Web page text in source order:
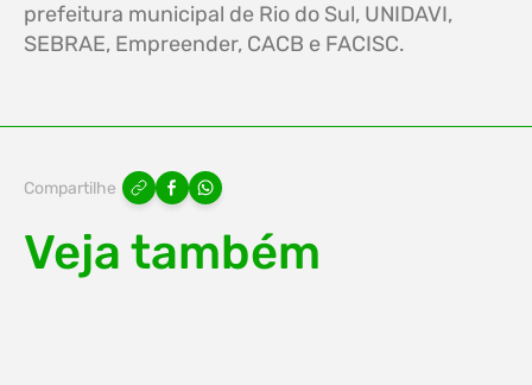
prefeitura municipal de Rio do Sul, UNIDAVI,
SEBRAE, Empreender, CACB e FACISC.
Compartilhe
Veja também